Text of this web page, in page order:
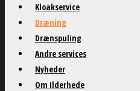
Kloakservice
Dræning
Drænspuling
Andre services
Nyheder
Om Ilderhede